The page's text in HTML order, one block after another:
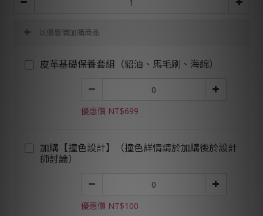
以優惠價加購商品
皮革基礎保養套組（貂油、馬毛刷、海綿）
優惠價 NT$699
加購【撞色設計】（撞色詳情請於加購後於設計
師討論）
優惠價 NT$100